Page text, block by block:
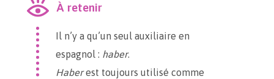
À retenir
Il n’y a qu’un seul auxiliaire en
espagnol : haber.
Haberest toujours utilisé comme